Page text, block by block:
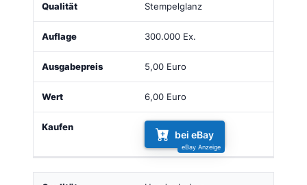
Qualität Ausgabepreis
Stempelglanz
300.000 Ex.
5,00 Euro
6,00 Euro
bei eBay